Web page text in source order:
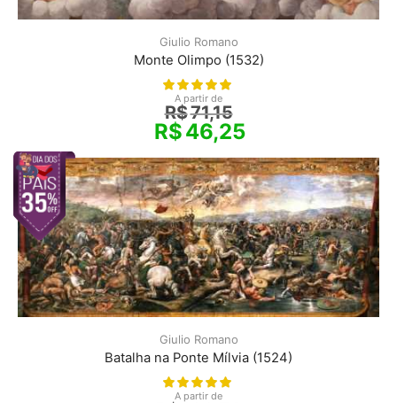
Giulio Romano
Monte Olimpo (1532)
A partir de
R$71,15
R$46,25
Giulio Romano
Batalha na Ponte Mílvia (1524)
A partir de